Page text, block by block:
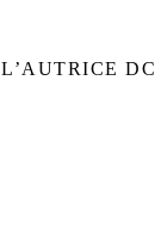
L’AUTRICE DC